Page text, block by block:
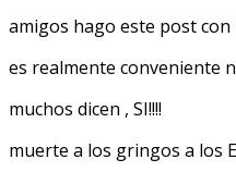
amigos hago este post
es realmente conveniente
muchos dicen , SI!!!!
muerte a los gringos a los